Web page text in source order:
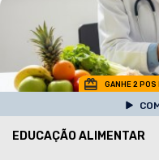
GANHE 2 POS
EDUCAÇÃO ALIMENTAR